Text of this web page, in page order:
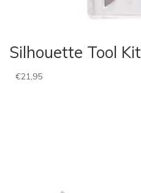
Silhouette Tool Kit
€21,95